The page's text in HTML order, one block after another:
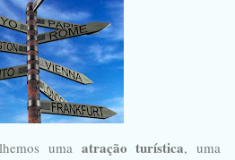
uma atração turística, uma